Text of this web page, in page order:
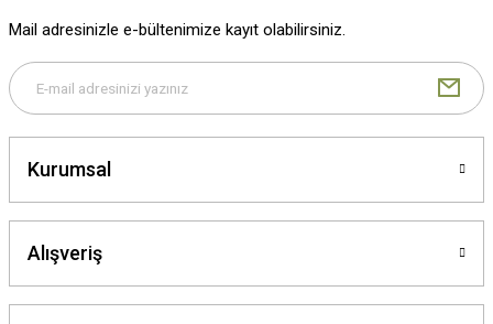
Mail adresinizle e-bültenimize kayıt olabilirsiniz.
Kurumsal
Alışveriş